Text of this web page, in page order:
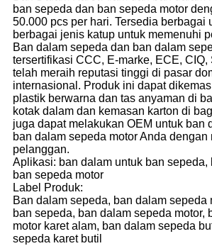
ban sepeda dan ban sepeda motor
50.000 pcs per hari. Tersedia berbagai
berbagai jenis katup untuk memenuhi
Ban dalam sepeda dan ban dalam
tersertifikasi CCC, E-marke, ECE, CIQ,
telah meraih reputasi tinggi di pasar
internasional. Produk ini dapat
plastik berwarna dan tas anyaman di
kotak dalam dan kemasan karton di
juga dapat melakukan OEM untuk ban
ban dalam sepeda motor Anda dengan
pelanggan.
Aplikasi: ban dalam untuk ban sepeda,
ban sepeda motor
Label Produk:
Ban dalam sepeda, ban dalam sepeda
ban sepeda, ban dalam sepeda motor,
motor karet alam, ban dalam sepeda
sepeda karet butil